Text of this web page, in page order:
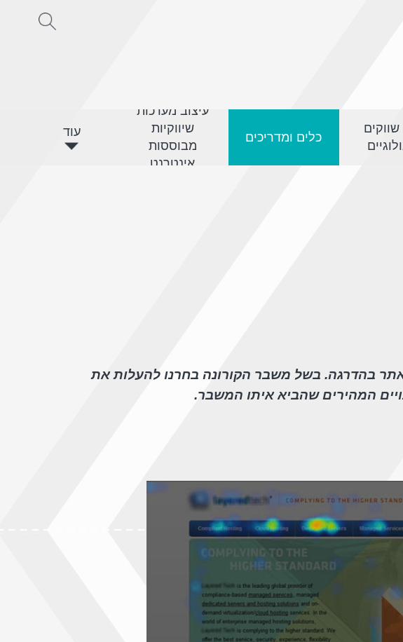
כלים ומדריכים
עיצוב מערכות
שיווקיות
מבוססות
אינטרנט
עוד
בהדרגה. בשל משבר הקורונה בחרנו להעלות את
המהירים שהביא איתו המשבר.